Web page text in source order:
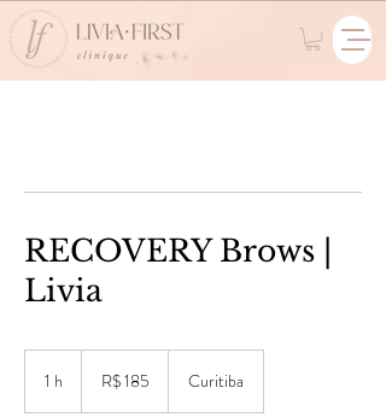
RECOVERY Brows |
Livia
1 h
brasileiros
R$ 185 Curitiba